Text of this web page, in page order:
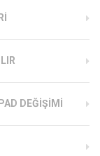
DEĞIŞIMI